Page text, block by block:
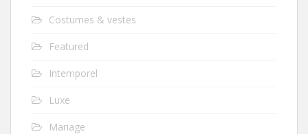
Costumes & vestes
Featured
Intemporel
Luxe
Mariage